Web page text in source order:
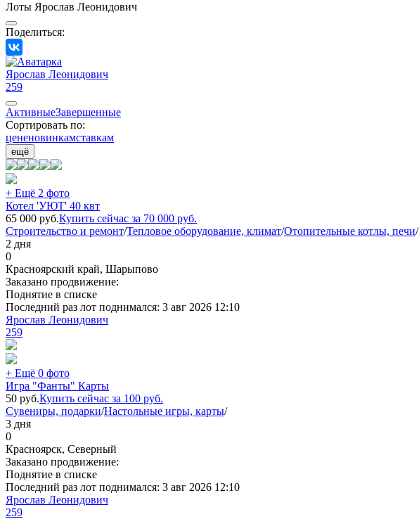
Лоты Ярослав Леонидович
Поделиться:
Ярослав Леонидович
259
АктивныеЗавершенные
Сортировать по:
цененовинкамставкам
ещё
+ Ещё 2 фото
Котел 'УЮТ' 40 квт
65 000 руб.Купить сейчас за 70 000 руб.
Строительство и ремонт/Тепловое оборудование, климат/Отопительные котлы, печи/
2 дня
0
Красноярский край, Шарыпово
Заказано продвижение:
Поднятие в списке
Последний раз лот поднимался: 3 авг 2026 12:10
Ярослав Леонидович
259
+ Ещё 0 фото
Игра "Фанты" Карты
50 руб.Купить сейчас за 100 руб.
Сувениры, подарки/Настольные игры, карты/
3 дня
0
Красноярск, Северный
Заказано продвижение:
Поднятие в списке
Последний раз лот поднимался: 3 авг 2026 12:10
Ярослав Леонидович
259